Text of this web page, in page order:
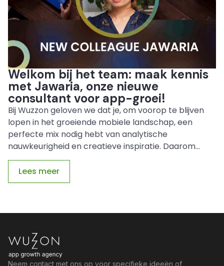
Welkom bij het team: maak kennis
met Jawaria, onze nieuwe
consultant voor app-groei!
Bij Wuzzon geloven we dat je, om voorop te blijven
lopen in het groeiende mobiele landschap, een
perfecte mix nodig hebt van analytische
nauwkeurigheid en creatieve inspiratie. Daarom...
Lees meer
Neem contact met ons op voor specifieke ideeën of